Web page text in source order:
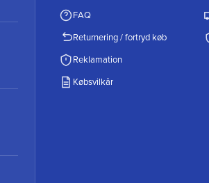
FAQ
Returnering / fortryd køb
Reklamation
Købsvilkår